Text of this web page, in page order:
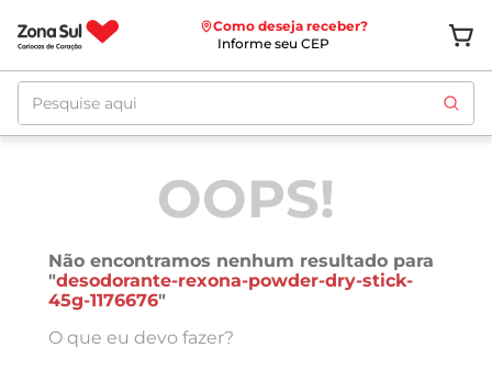
Como deseja receber?
Informe seu CEP
Pesquise aqui
OOPS!
Não encontramos nenhum resultado para
"desodorante-rexona-powder-dry-stick-
45g-1176676"
O que eu devo fazer?